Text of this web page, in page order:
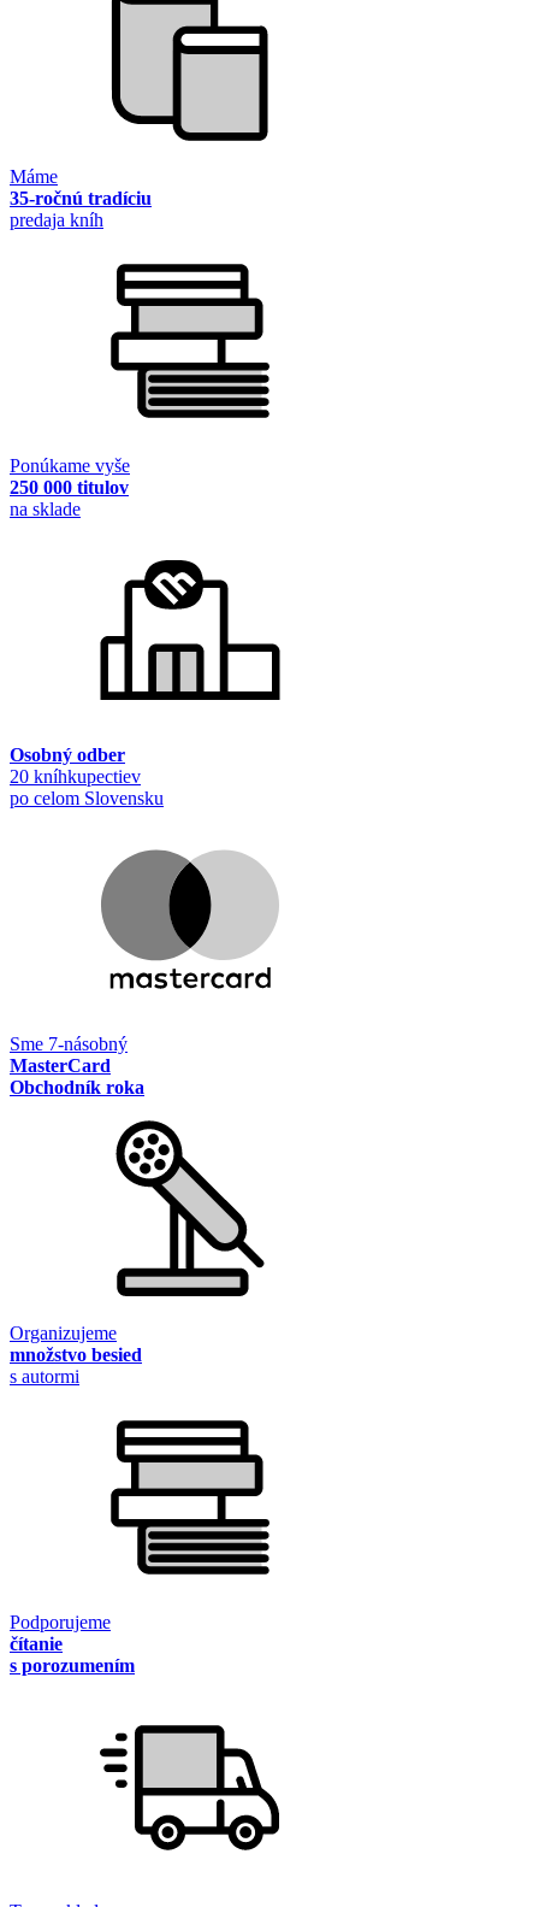
Máme
35-ročnú tradíciu
predaja kníh
Ponúkame vyše
250 000 titulov
na sklade
Osobný odber
20 kníhkupectiev
po celom Slovensku
Sme 7-násobný
MasterCard
Obchodník roka
Organizujeme
množstvo besied
s autormi
Podporujeme
čítanie
s porozumením